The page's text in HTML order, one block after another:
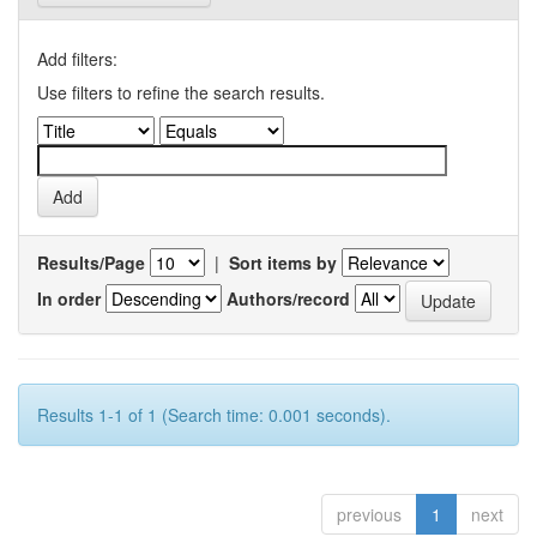
Add filters:
Use filters to refine the search results.
Results/Page | Sort items by
In order
Authors/record
Results 1-1 of 1 (Search time: 0.001 seconds).
previous 1 next